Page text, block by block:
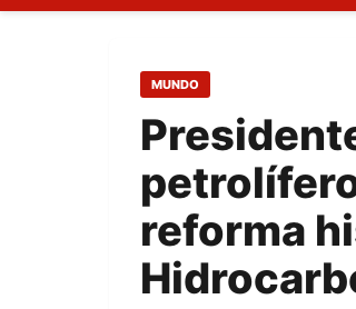
MUNDO
reforma